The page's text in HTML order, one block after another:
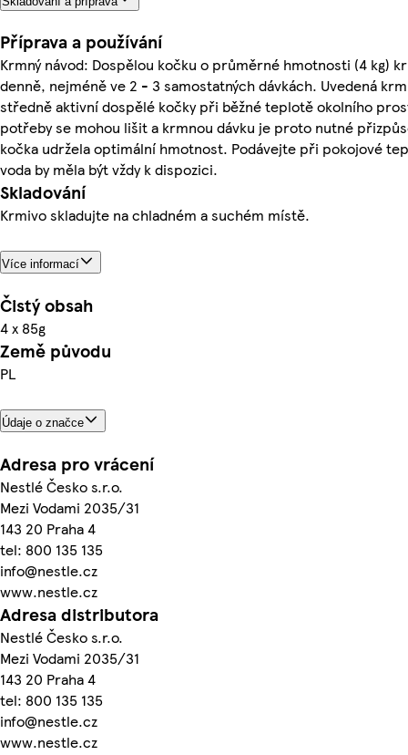
Příprava a používání
Krmný návod: Dospělou kočku o průměrné hmotnosti (4 kg)
denně, nejméně ve 2 - 3 samostatných dávkách. Uvedená
středně aktivní dospělé kočky při běžné teplotě okolního
potřeby se mohou lišit a krmnou dávku je proto nutné
kočka udržela optimální hmotnost. Podávejte při pokojové
voda by měla být vždy k dispozici.
Skladování
Krmivo skladujte na chladném a suchém místě.
Více informací
Čistý obsah
4 x 85g
Země původu
PL
Údaje o značce
Adresa pro vrácení
Nestlé Česko s.r.o.
Mezi Vodami 2035/31
143 20 Praha 4
tel: 800 135 135
info@nestle.cz
www.nestle.cz
Adresa distributora
Nestlé Česko s.r.o.
Mezi Vodami 2035/31
143 20 Praha 4
tel: 800 135 135
info@nestle.cz
www.nestle.cz